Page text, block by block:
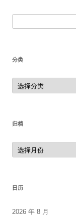
分类
分
类
归档
归
档
日历
2026 年 8 月